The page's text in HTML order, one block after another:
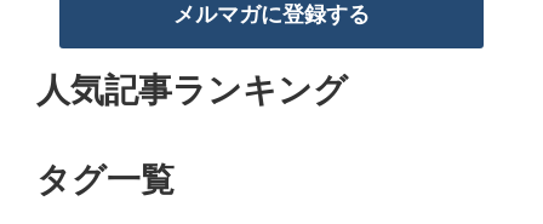
メルマガに登録する
人気記事ランキング
タグ一覧